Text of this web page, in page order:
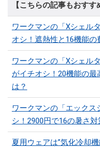
【こちらの記事もおすす
ワークマンの「Xシェル
オシ！遮熱性と16機能
ワークマンの「Xシェル
がイチオシ！20機能の最
は？
ワークマンの「エック
シ！2900円で16の暑さ
夏用ウェアは”気化冷却